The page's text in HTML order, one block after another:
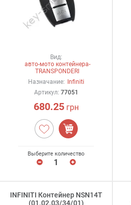
Вид:
авто-мото контейнера-
TRANSPONDERI
Назначание: Infiniti
Артикул: 77051
680.25грн
Выберите количество
INFINITI Контейнер NSN14T
(01.02.03/34/01)